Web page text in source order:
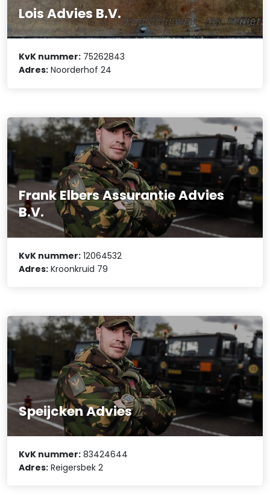
Lois Advies B.V.
KvK nummer: 75262843
Adres: Noorderhof 24
Frank Elbers Assurantie Advies
B.V.
KvK nummer: 12064532
Adres: Kroonkruid 79
Speijcken Advies
KvK nummer: 83424644
Adres: Reigersbek 2